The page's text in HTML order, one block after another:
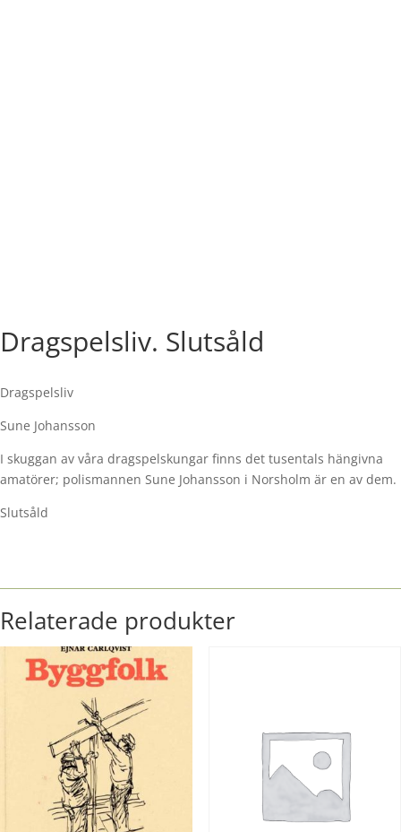
Dragspelsliv. Slutsåld
Dragspelsliv
Sune Johansson
I skuggan av våra dragspelskungar finns det tusentals hängivna
amatörer; polismannen Sune Johansson i Norsholm är en av dem.
Slutsåld
Relaterade produkter